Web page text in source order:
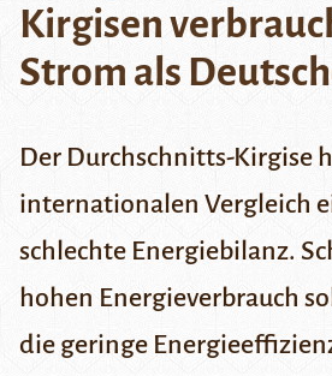
Kirgisen
Strom als
Der Durchschnitts-Kirgise
internationalen Vergleich
schlechte Energiebilanz.
hohen Energieverbrauch
die geringe